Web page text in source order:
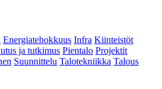
Energiatehokkuus Infra Kiinteistöt
ja tutkimus Pientalo Projektit
Suunnittelu Talotekniikka Talous